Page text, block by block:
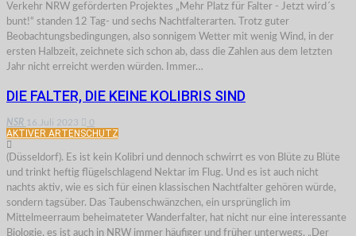
Verkehr NRW geförderten Projektes „Mehr Platz für Falter - Jetzt wird´s
bunt!“ standen 12 Tag- und sechs Nachtfalterarten. Trotz guter
Beobachtungsbedingungen, also sonnigem Wetter mit wenig Wind, in der
ersten Halbzeit, zeichnete sich schon ab, dass die Zahlen aus dem letzten
Jahr nicht erreicht werden würden. Immer…
DIE FALTER, DIE KEINE KOLIBRIS SIND
NSR 16.Juli 2023 0
AKTIVER ARTENSCHUTZ
(Düsseldorf). Es ist kein Kolibri und dennoch schwirrt es von Blüte zu Blüte
und trinkt heftig flügelschlagend Nektar im Flug. Und es ist auch nicht
nachts aktiv, wie es sich für einen klassischen Nachtfalter gehören würde,
sondern tagsüber. Das Taubenschwänzchen, ein ursprünglich im
Mittelmeerraum beheimateter Wanderfalter, hat nicht nur eine interessante
Biologie, es ist auch in NRW immer häufiger und früher unterwegs. „Der